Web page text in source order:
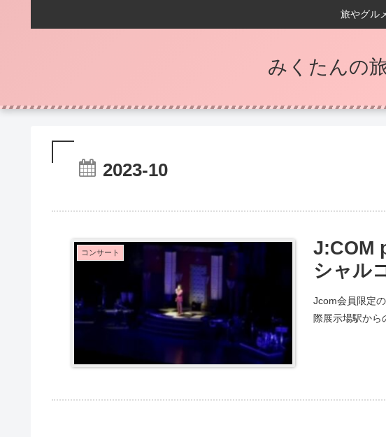
旅やグル
みくたんの
2023-10
コンサート
J:COM
シャル
Jcom会員限定
際展示場駅から